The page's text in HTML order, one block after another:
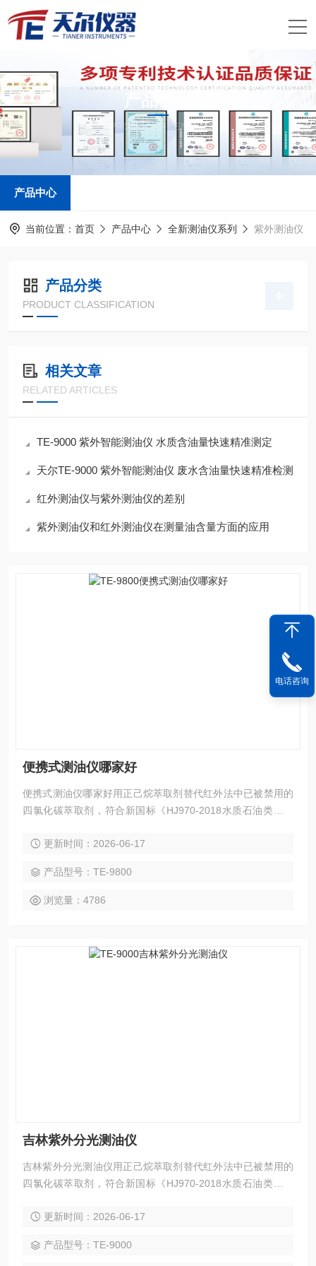
产品中心
PRODUCTS CENTER
产品中心
当前位置： 首页 产品中心 全新测油仪系列 紫外测油仪
产品分类
PRODUCT CLASSIFICATION
相关文章
RELATED ARTICLES
TE-9000 紫外智能测油仪 水质含油量快速精准测定
天尔TE-9000 紫外智能测油仪 废水含油量快速精准检测
红外测油仪与紫外测油仪的差别
紫外测油仪和红外测油仪在测量油含量方面的应用
便携式测油仪哪家好
便携式测油仪哪家好用正己烷萃取剂替代红外法中已被禁用的
四氯化碳萃取剂，符合新国标《HJ970-2018水质石油类的测
简单，精密度好，灵敏度高，性能稳定 .
更新时间：2026-06-17
产品型号：TE-9800
浏览量：4786
吉林紫外分光测油仪
吉林紫外分光测油仪用正己烷萃取剂替代红外法中已被禁用的
四氯化碳萃取剂，符合新国标《HJ970-2018水质石油类的测
度高，性能稳定 .
更新时间：2026-06-17
产品型号：TE-9000
电话咨询